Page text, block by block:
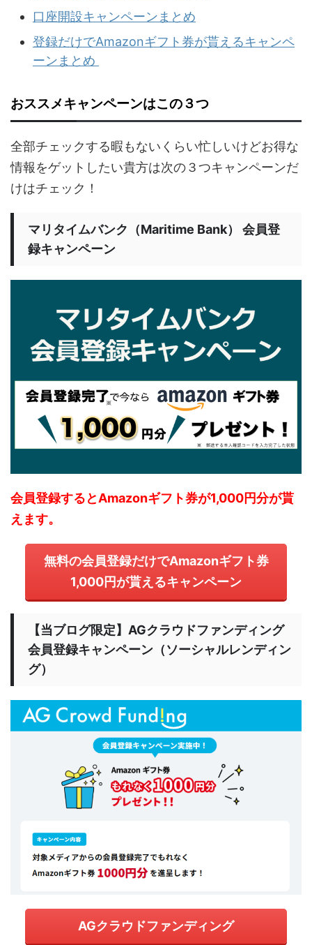
口座開設キャンペーンまとめ
登録だけでAmazonギフト券が貰えるキャンペ
ーンまとめ
おススメキャンペーンはこの３つ
全部チェックする暇もないくらい忙しいけどお得な
情報をゲットしたい貴方は次の３つキャンペーンだ
けはチェック！
マリタイムバンク（Maritime Bank） 会員登
録キャンペーン
会員登録するとAmazonギフト券が1,000円分が貰
えます。
無料の会員登録だけでAmazonギフト券
1,000円が貰えるキャンペーン
【当ブログ限定】AGクラウドファンディング
会員登録キャンペーン（ソーシャルレンディン
グ）
AGクラウドファンディング